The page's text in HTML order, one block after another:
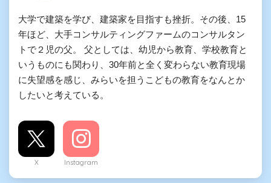
大学で建築を学び、建築家を目指すも挫折。その後、15
年ほど、大手コンサルティングファームのコンサルタン
トで２児の父。 父としては、幼児から教育、学校教育と
いうものにも関わり、30年前と全く変わらない教育現場
に失望感を感じ、みらいを担うこどもの教育をなんとか
したいと考えている。
X Instagram